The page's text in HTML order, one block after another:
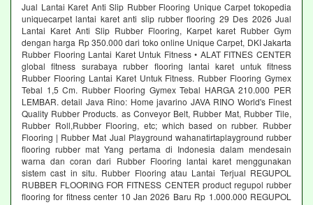
Jual Lantai Karet Anti Slip Rubber Flooring Unique Carpet tokopedia
uniquecarpet lantai karet anti slip rubber flooring 29 Des 2026 Jual
Lantai Karet Anti Slip Rubber Flooring, Karpet karet Rubber Gym
dengan harga Rp 350.000 dari toko online Unique Carpet, DKI Jakarta
Rubber Flooring Lantai Karet Untuk Fitness • ALAT FITNES CENTER
global fitness surabaya rubber flooring lantai karet untuk fitness
Rubber Flooring Lantai Karet Untuk Fitness. Rubber Flooring Gymex
Tebal 1,5 Cm. Rubber Flooring Gymex Tebal HARGA 210.000 PER
LEMBAR. detail Java Rino: Home javarino JAVA RINO World's Finest
Quality Rubber Products. as Conveyor Belt, Rubber Mat, Rubber Tile,
Rubber Roll,Rubber Flooring, etc; which based on rubber. Rubber
Flooring | Rubber Mat Jual Playground wahanatirtaplayground rubber
flooring rubber mat Yang pertama di Indonesia dalam mendesain
warna dan coran dari Rubber Flooring lantai karet menggunakan
sistem cast in situ. Rubber Flooring atau Lantai Terjual REGUPOL
RUBBER FLOORING FOR FITNESS CENTER product regupol rubber
flooring for fitness center 10 Jan 2026 Baru Rp 1.000.000 REGUPOL